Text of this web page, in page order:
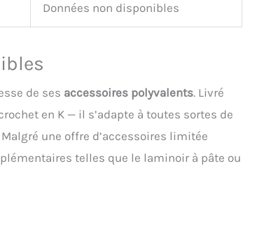
Données non disponibles
de ses accessoires polyvalents. Livré
en K — il s’adapte à toutes sortes de
une offre d’accessoires limitée
telles que le laminoir à pâte ou